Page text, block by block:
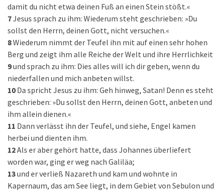
damit du nicht etwa deinen Fuß an einen Stein stößt.«
7Jesus sprach zu ihm: Wiederum steht geschrieben: »Du
sollst den Herrn, deinen Gott, nicht versuchen.«
8Wiederum nimmt der Teufel ihn mit auf einen sehr hohen
Berg und zeigt ihm alle Reiche der Welt und ihre Herrlichkeit
9und sprach zu ihm: Dies alles will ich dir geben, wenn du
niederfallen und mich anbeten willst.
10 Da spricht Jesus zu ihm: Geh hinweg, Satan! Denn es steht
geschrieben: »Du sollst den Herrn, deinen Gott, anbeten und
ihm allein dienen.«
11 Dann verlässt ihn der Teufel, und siehe, Engel kamen
herbei und dienten ihm.
12Als er aber gehört hatte, dass Johannes überliefert
worden war, ging er weg nach Galiläa;
13und er verließ Nazareth und kam und wohnte in
Kapernaum, das am See liegt, in dem Gebiet von Sebulon und